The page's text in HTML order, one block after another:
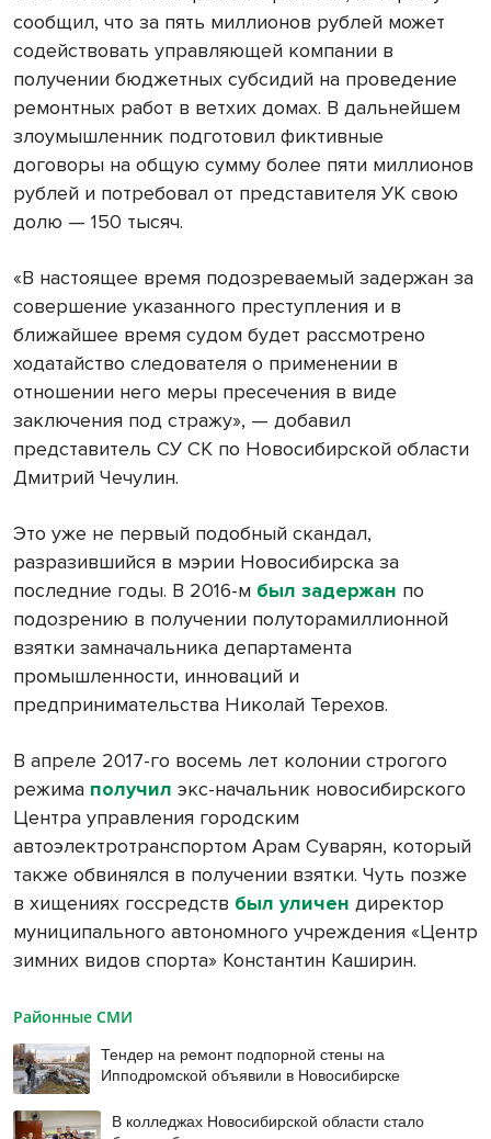
сообщил, что за пять миллионов рублей может
содействовать управляющей компании в
получении бюджетных субсидий на проведение
ремонтных работ в ветхих домах. В дальнейшем
злоумышленник подготовил фиктивные
договоры на общую сумму более пяти миллионов
рублей и потребовал от представителя УК свою
долю — 150 тысяч.
«В настоящее время подозреваемый задержан за
совершение указанного преступления и в
ближайшее время судом будет рассмотрено
ходатайство следователя о применении в
отношении него меры пресечения в виде
заключения под стражу», — добавил
представитель СУ СК по Новосибирской области
Дмитрий Чечулин.
Это уже не первый подобный скандал,
разразившийся в мэрии Новосибирска за
последние годы. В 2016-м был задержан по
подозрению в получении полуторамиллионной
взятки замначальника департамента
промышленности, инноваций и
предпринимательства Николай Терехов.
В апреле 2017-го восемь лет колонии строгого
режима получил экс-начальник новосибирского
Центра управления городским
автоэлектротранспортом Арам Суварян, который
также обвинялся в получении взятки. Чуть позже
в хищениях госсредств был уличен директор
муниципального автономного учреждения «Центр
зимних видов спорта» Константин Каширин.
Районные СМИ
Тендер на ремонт подпорной стены на
Ипподромской объявили в Новосибирске
В колледжах Новосибирской области стало